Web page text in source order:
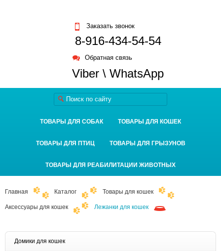
Заказать звонок
8-916-434-54-54
Обратная связь
Viber \ WhatsApp
ТОВАРЫ ДЛЯ СОБАК ТОВАРЫ ДЛЯ КОШЕК
ТОВАРЫ ДЛЯ ПТИЦ ТОВАРЫ ДЛЯ ГРЫЗУНОВ
ТОВАРЫ ДЛЯ РЕАБИЛИТАЦИИ ЖИВОТНЫХ
Главная Каталог Товары для кошек
Аксессуары для кошек Лежанки для кошек
Домики для кошек